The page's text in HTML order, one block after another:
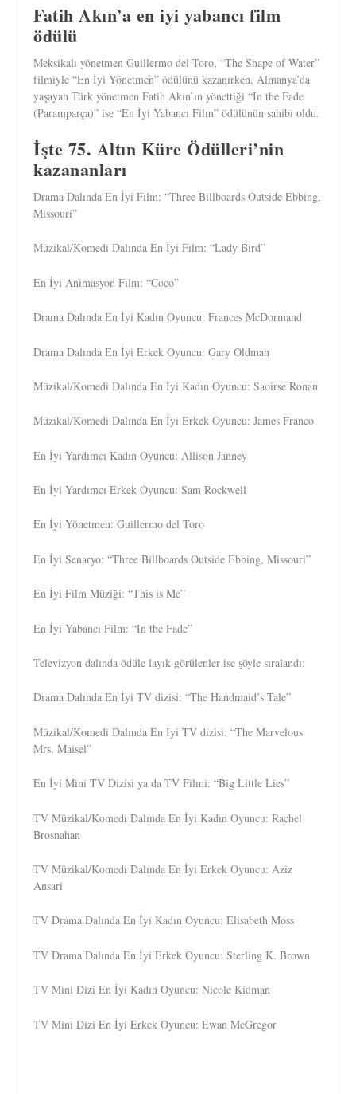
Fatih Akın’a en iyi yabancı film
ödülü
Meksikalı yönetmen Guillermo del Toro, “The Shape of Water”
filmiyle “En İyi Yönetmen” ödülünü kazanırken, Almanya’da
yaşayan Türk yönetmen Fatih Akın’ın yönettiği “In the Fade
(Paramparça)” ise “En İyi Yabancı Film” ödülünün sahibi oldu.
İşte 75. Altın Küre Ödülleri’nin
kazananları
Drama Dalında En İyi Film: “Three Billboards Outside Ebbing,
Missouri”
Müzikal/Komedi Dalında En İyi Film: “Lady Bird”
En İyi Animasyon Film: “Coco”
Drama Dalında En İyi Kadın Oyuncu: Frances McDormand
Drama Dalında En İyi Erkek Oyuncu: Gary Oldman
Müzikal/Komedi Dalında En İyi Kadın Oyuncu: Saoirse Ronan
Müzikal/Komedi Dalında En İyi Erkek Oyuncu: James Franco
En İyi Yardımcı Kadın Oyuncu: Allison Janney
En İyi Yardımcı Erkek Oyuncu: Sam Rockwell
En İyi Yönetmen: Guillermo del Toro
En İyi Senaryo: “Three Billboards Outside Ebbing, Missouri”
En İyi Film Müziği: “This is Me”
En İyi Yabancı Film: “In the Fade”
Televizyon dalında ödüle layık görülenler ise şöyle sıralandı:
Drama Dalında En İyi TV dizisi: “The Handmaid’s Tale”
Müzikal/Komedi Dalında En İyi TV dizisi: “The Marvelous
Mrs. Maisel”
En İyi Mini TV Dizisi ya da TV Filmi: “Big Little Lies”
TV Müzikal/Komedi Dalında En İyi Kadın Oyuncu: Rachel
Brosnahan
TV Müzikal/Komedi Dalında En İyi Erkek Oyuncu: Aziz
Ansari
TV Drama Dalında En İyi Kadın Oyuncu: Elisabeth Moss
TV Drama Dalında En İyi Erkek Oyuncu: Sterling K. Brown
TV Mini Dizi En İyi Kadın Oyuncu: Nicole Kidman
TV Mini Dizi En İyi Erkek Oyuncu: Ewan McGregor